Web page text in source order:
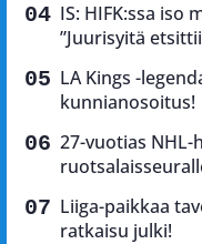
IS: HIFK:ssa iso
”Juurisyitä
LA Kings -
kunnianosoitus!
27-vuotias
Liiga-paikkaa
ratkaisu julki!